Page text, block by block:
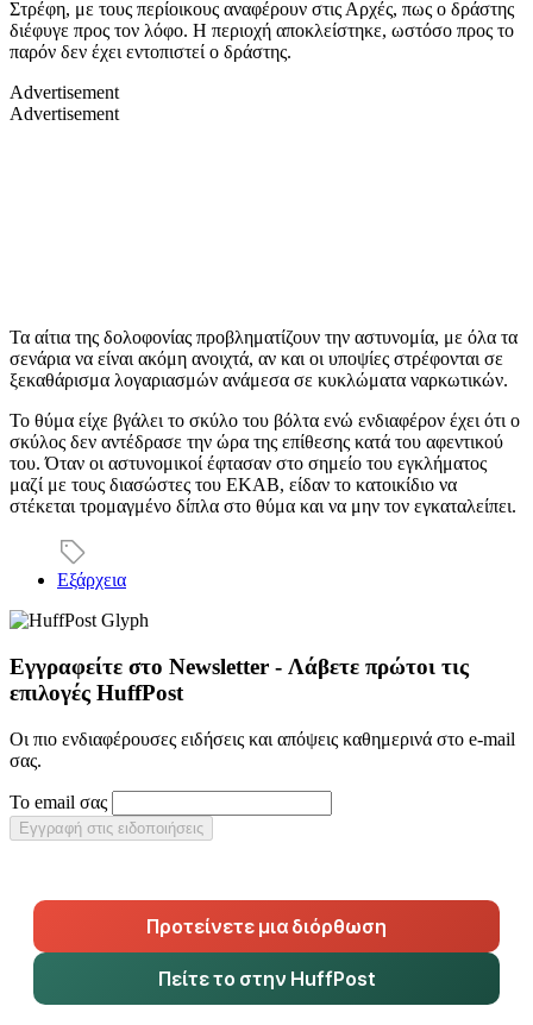
Στρέφη, με τους περίοικους αναφέρουν στις Αρχές, πως ο δράστης
διέφυγε προς τον λόφο. Η περιοχή αποκλείστηκε, ωστόσο προς το
παρόν δεν έχει εντοπιστεί ο δράστης.
Advertisement
Advertisement
Τα αίτια της δολοφονίας προβληματίζουν την αστυνομία, με όλα τα
σενάρια να είναι ακόμη ανοιχτά, αν και οι υποψίες στρέφονται σε
ξεκαθάρισμα λογαριασμών ανάμεσα σε κυκλώματα ναρκωτικών.
Το θύμα είχε βγάλει το σκύλο του βόλτα ενώ ενδιαφέρον έχει ότι ο
σκύλος δεν αντέδρασε την ώρα της επίθεσης κατά του αφεντικού
του. Όταν οι αστυνομικοί έφτασαν στο σημείο του εγκλήματος
μαζί με τους διασώστες του ΕΚΑΒ, είδαν το κατοικίδιο να
στέκεται τρομαγμένο δίπλα στο θύμα και να μην τον εγκαταλείπει.
Εξάρχεια
Εγγραφείτε στο Newsletter - Λάβετε πρώτοι τις
επιλογές HuffPost
Οι πιο ενδιαφέρουσες ειδήσεις και απόψεις καθημερινά στο e-mail
σας.
Το email σας
Εγγραφή στις ειδοποιήσεις
Προτείνετε μια διόρθωση
Πείτε το στην HuffPost